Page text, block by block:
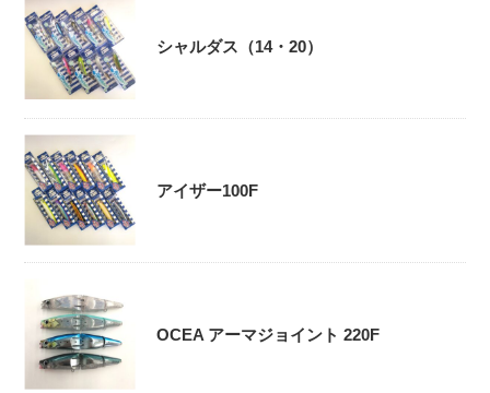
シャルダス（14・20）
アイザー100F
OCEA アーマジョイント 220F